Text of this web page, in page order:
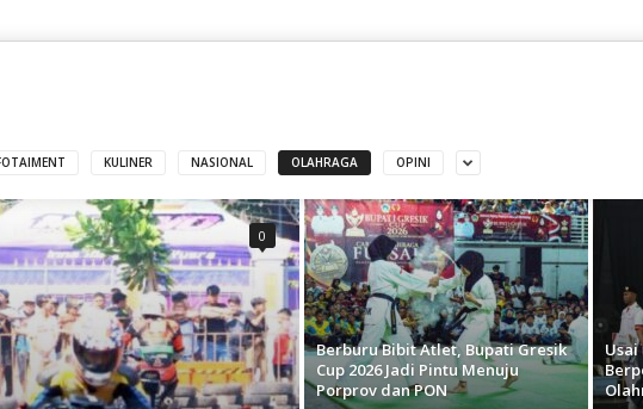
KULINER NASIONAL OLAHRAGA OPINI
0
Berburu Bibit Atlet, Bupati Gresik
Cup 2026 Jadi Pintu Menuju
Porprov dan PON